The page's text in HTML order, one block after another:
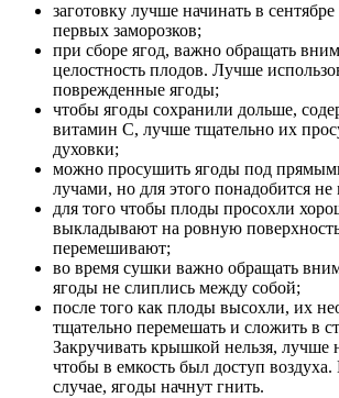
заготовку лучше начинать в
первых заморозков;
при сборе ягод, важно обращать
целостность плодов. Лучше
поврежденные ягоды;
чтобы ягоды сохранили дольше,
витамин С, лучше тщательно их
духовки;
можно просушить ягоды под
лучами, но для этого понадобится не
для того чтобы плоды просохли
выкладывают на ровную
перемешивают;
во время сушки важно обращать
ягоды не слиплись между собой;
после того как плоды высохли, их
тщательно перемешать и сложить в
Закручивать крышкой нельзя, лучше
чтобы в емкость был доступ
случае, ягоды начнут гнить.